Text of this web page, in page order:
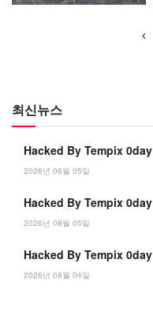
최신뉴스
Hacked By Tempix 0day
2026년 08월 05일
Hacked By Tempix 0day
2026년 08월 05일
Hacked By Tempix 0day
2026년 08월 04일